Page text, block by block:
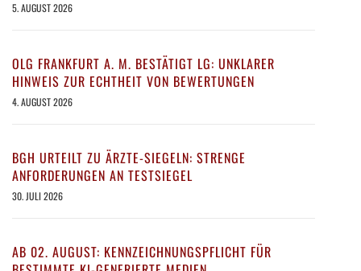
5. AUGUST 2026
OLG FRANKFURT A. M. BESTÄTIGT LG: UNKLARER
HINWEIS ZUR ECHTHEIT VON BEWERTUNGEN
4. AUGUST 2026
BGH URTEILT ZU ÄRZTE-SIEGELN: STRENGE
ANFORDERUNGEN AN TESTSIEGEL
30. JULI 2026
AB 02. AUGUST: KENNZEICHNUNGSPFLICHT FÜR